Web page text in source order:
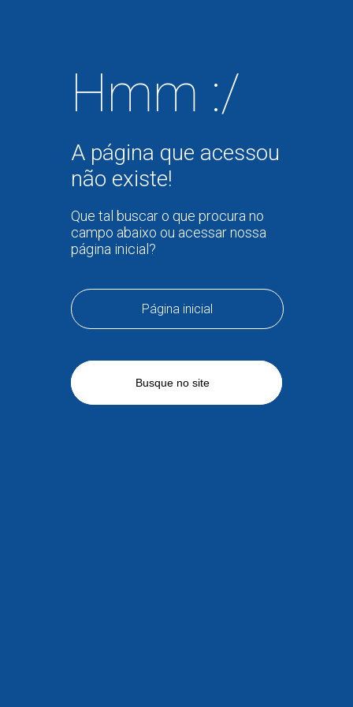
Hmm :/
A página que acessou
não existe!
Que tal buscar o que procura no
campo abaixo ou acessar nossa
página inicial?
Página inicial